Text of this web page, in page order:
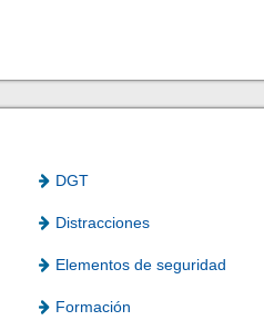
DGT
Distracciones
Elementos de seguridad
Formación